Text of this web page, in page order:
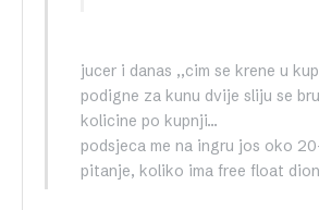
jucer i danas ,,cim se krene u
podigne za kunu dvije sliju se
kolicine po kupnji…
podsjeca me na ingru jos oko
pitanje, koliko ima free float